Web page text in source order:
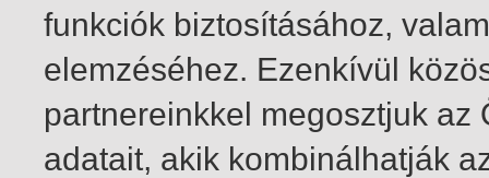
funkciók biztosításához,
elemzéséhez. Ezenkívül
partnereinkkel megosztjuk
adatait, akik kombinálhatják